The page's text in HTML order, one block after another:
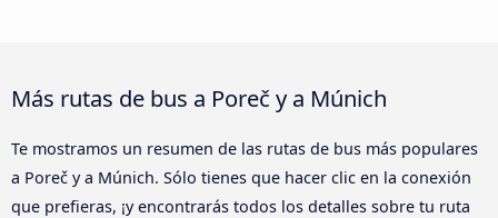
Más rutas de bus a Poreč y a Múnich
Te mostramos un resumen de las rutas de bus más populares
a Poreč y a Múnich. Sólo tienes que hacer clic en la conexión
que prefieras, ¡y encontrarás todos los detalles sobre tu ruta